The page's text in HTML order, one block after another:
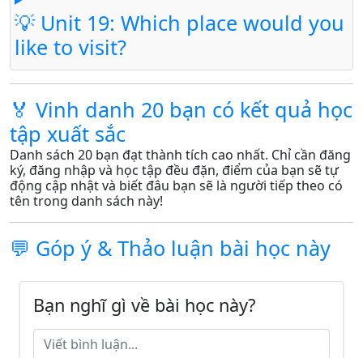
💡 Unit 19: Which place would you
like to visit?
🏅 Vinh danh 20 bạn có kết quả học
tập xuất sắc
Danh sách 20 bạn đạt thành tích cao nhất. Chỉ cần đăng
ký, đăng nhập và học tập đều đặn, điểm của bạn sẽ tự
động cập nhật và biết đâu bạn sẽ là người tiếp theo có
tên trong danh sách này!
💬 Góp ý & Thảo luận bài học này
Bạn nghĩ gì về bài học này?